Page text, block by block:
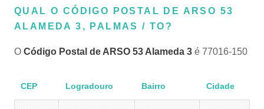
QUAL O CÓDIGO POSTAL DE ARSO 53
ALAMEDA 3, PALMAS / TO?
O Código Postal de ARSO 53 Alameda 3 é 77016-150
CEP Logradouro Bairro Cidade